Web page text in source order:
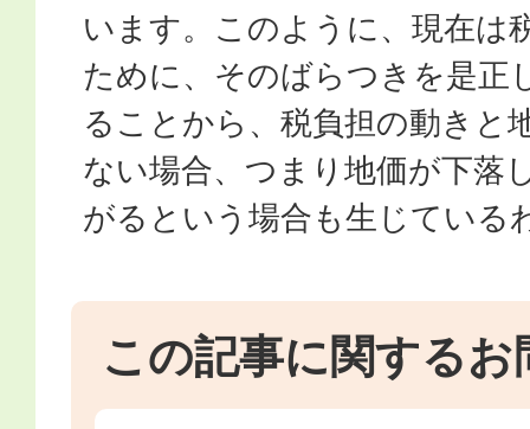
います。このように、現在は
ために、そのばらつきを是正
ることから、税負担の動きと
ない場合、つまり地価が下落
がるという場合も生じている
この記事に関するお